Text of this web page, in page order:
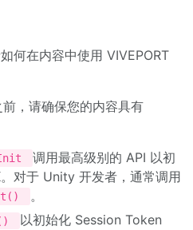
何在内容中使用 VIVEPORT
，请确保您的内容具有
调用最高级别的 API 以初
对于 Unity 开发者，通常调用
。
以初始化 Session Token